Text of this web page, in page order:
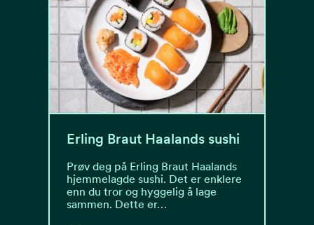
Erling Braut Haalands sushi
Prøv deg på Erling Braut Haalands
hjemmelagde sushi. Det er enklere
enn du tror og hyggelig å lage
sammen. Dette er…